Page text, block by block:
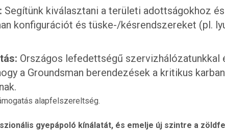
Segítünk kiválasztani a területi adottságokhoz
konfigurációt és tüske-/késrendszereket (pl.
Országos lefedettségű szervizhálózatunkkal
a Groundsman berendezések a kritikus
alapfelszereltség.
gyepápoló kínálatát, és emelje új szintre a